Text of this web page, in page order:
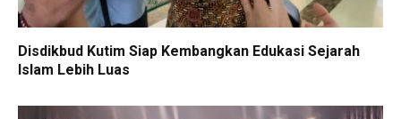
Disdikbud Kutim Siap Kembangkan Edukasi Sejarah
Islam Lebih Luas